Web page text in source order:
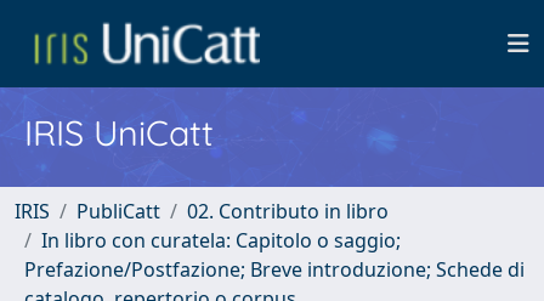
IRIS UniCatt
IRIS PubliCatt
02. Contributo in libro
In libro con curatela: Capitolo o saggio;
Prefazione/Postfazione; Breve introduzione; Schede di